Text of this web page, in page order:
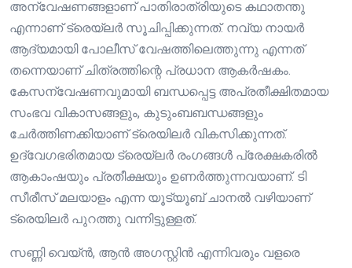
അന്വേഷണങ്ങളാണ് പാതിരാത്രിയുടെ കഥാതന്തു
എന്നാണ് ട്രെയ്‌ലർ സൂചിപ്പിക്കുന്നത്. നവ്യ നായർ
ആദ്യമായി പോലീസ് വേഷത്തിലെത്തുന്നു എന്നത്
തന്നെയാണ് ചിത്രത്തിന്റെ പ്രധാന ആകർഷകം.
കേസന്വേഷണവുമായി ബന്ധപ്പെട്ട അപ്രതീക്ഷിതമായ
സംഭവ വികാസങ്ങളും, കുടുംബബന്ധങ്ങളും
ചേർത്തിണക്കിയാണ് ട്രെയിലർ വികസിക്കുന്നത്.
ഉദ്വേഗഭരിതമായ ട്രെയ്‌ലർ രംഗങ്ങൾ പ്രേക്ഷകരിൽ
ആകാംഷയും പ്രതീക്ഷയും ഉണർത്തുന്നവയാണ്. ടി
സീരീസ് മലയാളം എന്ന യൂട്യൂബ് ചാനൽ വഴിയാണ്
ട്രെയിലർ പുറത്തു വന്നിട്ടുള്ളത്.
സണ്ണി വെയ്ൻ, ആൻ അഗസ്റ്റിൻ എന്നിവരും വളരെ